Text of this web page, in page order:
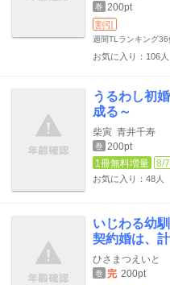
巻 200pt
割引
週間TLランキング36
お気に入り：106人
うるわし初
成る～
柴寅 青井千寿
巻
200pt
1冊無料増量
8/
お気に入り：48人
いじわる幼
契約婚は、
ひさまつえいと
巻 完 200pt